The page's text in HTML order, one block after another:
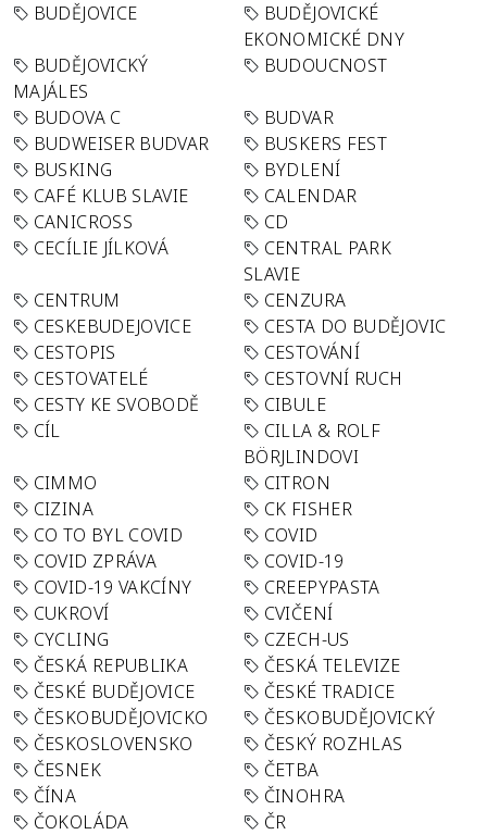
BUDĚJOVICE
BUDĚJOVICKÉ
EKONOMICKÉ DNY
BUDĚJOVICKÝ
MAJÁLES
BUDOUCNOST
BUDOVA C
BUDVAR
BUDWEISER BUDVAR
BUSKERS FEST
BUSKING
BYDLENÍ
CAFÉ KLUB SLAVIE
CALENDAR
CANICROSS
CD
CECÍLIE JÍLKOVÁ
CENTRAL PARK
SLAVIE
CENTRUM
CENZURA
CESKEBUDEJOVICE
CESTA DO BUDĚJOVIC
CESTOPIS
CESTOVÁNÍ
CESTOVATELÉ
CESTOVNÍ RUCH
CESTY KE SVOBODĚ
CIBULE
CÍL
CILLA & ROLF
BÖRJLINDOVI
CIMMO
CITRON
CIZINA
CK FISHER
CO TO BYL COVID
COVID
COVID ZPRÁVA
COVID-19
COVID-19 VAKCÍNY
CREEPYPASTA
CUKROVÍ
CVIČENÍ
CYCLING
CZECH-US
ČESKÁ REPUBLIKA
ČESKÁ TELEVIZE
ČESKÉ BUDĚJOVICE
ČESKÉ TRADICE
ČESKOBUDĚJOVICKO
ČESKOBUDĚJOVICKÝ
ČESKOSLOVENSKO
ČESKÝ ROZHLAS
ČESNEK
ČETBA
ČÍNA
ČINOHRA
ČOKOLÁDA
ČR